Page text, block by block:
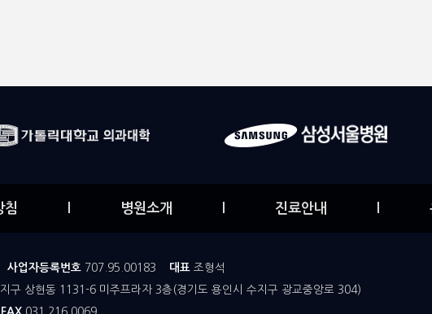
침 병원소개 진료안내
사업자등록번호 707.95.00183 대표 조형석
구 상현동 1131-6 미주프라자 3층(경기도 용인시 수지구 광교중앙로 304)
FAX 031.216.0069